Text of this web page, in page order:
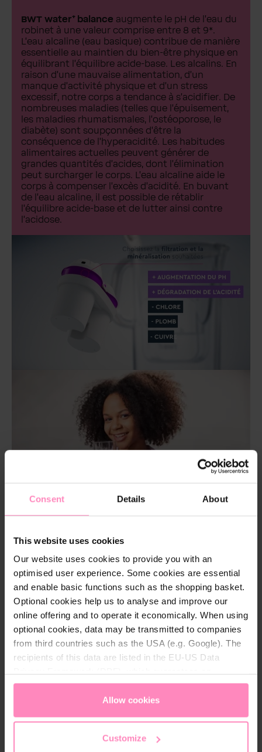
Consent Details About
This website uses cookies
Our website uses cookies to provide you with an
optimised user experience. Some cookies are essential
and enable basic functions such as the shopping basket.
Optional cookies help us to analyse and improve our
online offering and to operate it economically. When using
optional cookies, data may be transmitted to companies
from third countries such as the USA (e.g. Google). The
recipients of this data are listed in the EU-US Data
appropriate level of data protection. You canaccept all
only allow necessary cookies
access and change your chosen setting at any time in
Allow cookies
Customize
BWT water⁺ balance augmente le pH de l'eau du
robinet à une valeur comprise entre 8 et 9*.
L'eau alcaline (eau basique) contribue de manière
essentielle au maintien du bien-être physique en
équilibrant l'équilibre acide-base. Les alcalins. En
raison d'une mauvaise alimentation, d'un
manque d'activité physique et d'un stress
excessif, notre corps a tendance à s'acidifier. De
nombreuses maladies (telles que l'épuisement,
les maladies rhumatismales, l'ostéoporose, le
diabète) sont soupçonnées d'être la
conséquence de l'hyperacidité. Les habitudes
alimentaires actuelles peuvent générer de
grandes quantités d'acides, dont l'élimination
peut surcharger le corps. L'eau alcaline aide le
corps à compenser l'excès d'acidité. En buvant
de l'eau alcaline, il est possible de rétablir
l'équilibre acide-base et de lutter ainsi contre
l'acidose.
Quels polluants peut-on filtrer
de l'eau ?
Calcaire :Dans les zones à eau dure, le
appareils électroménagers.
Le chlore protège contre les
bactéries lorsqu'il est utilisé comme
désinfectant, mais dans l'eau potable, il affecte
le goût.
Métaux lourds : Le plomb et d'autres métaux
lourds peuvent s'infiltrer dans votre eau potable
via de vieilles conduites et représenter un risque
de l'eau pure, mais aussi de l'eau agréable au
defiltration de base, de filtration
supplémentaire et de minéralisation
optimiser la qualité de votre eau potable.